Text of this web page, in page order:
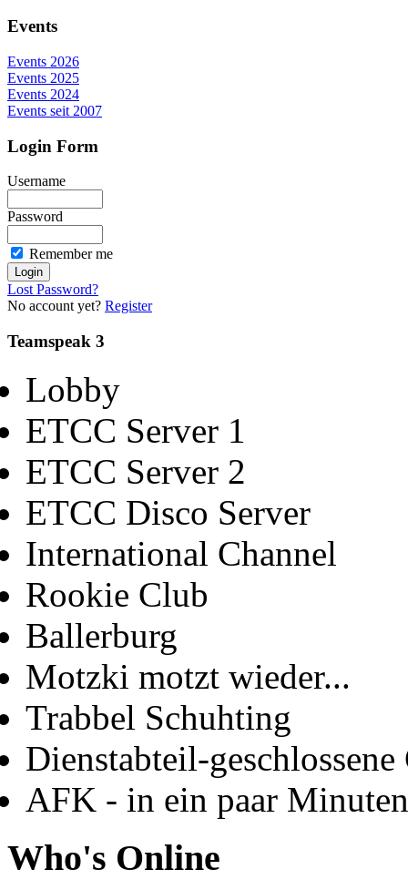
Events
Events 2026
Events 2025
Events 2024
Events seit 2007
Login Form
Username
Password
Remember me
Lost Password?
No account yet? Register
Teamspeak 3
Lobby
ETCC Server 1
ETCC Server 2
ETCC Disco Server
International Channel
Rookie Club
Ballerburg
Motzki motzt wieder...
Trabbel Schuhting
Dienstabteil-geschlossene
AFK - in ein paar
Who's Online